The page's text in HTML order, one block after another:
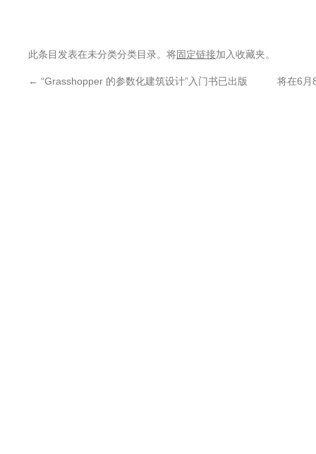
此条目发表在未分类分类目录。将固定链接加入收藏夹。
← “Grasshopper 的参数化建筑设计”入门书已出版 将在6月